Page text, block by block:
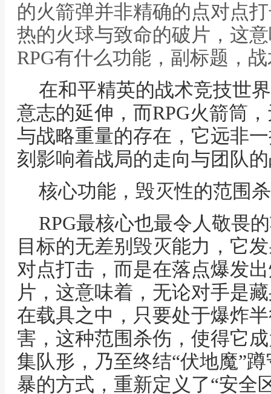
的火箭弹并非精确的点对点
热的火球与致命的破片，这
RPG有什么功能，副标题，
在和平精英的战术竞技世
意志的延伸，而RPG火箭筒
与战略重量的存在，它远非
刻影响着战局的走向与团队
核心功能，毁灭性的范围
RPG最核心也最令人敬畏
目标的无差别毁灭能力，它
对点打击，而是在落点爆发
片，这意味着，无论对手是
在载具之中，只要处于爆炸
害，这种范围杀伤，使得它
集队形，乃至终结“伏地魔”
暴的方式，重新定义了“安全